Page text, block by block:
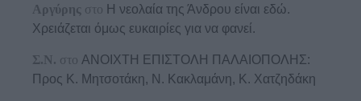
Αργύρης στο Η νεολαία της Άνδρου είναι εδώ.
Χρειάζεται όμως ευκαιρίες για να φανεί.
Σ.Ν. στο ΑΝΟΙΧΤΗ ΕΠΙΣΤΟΛΗ ΠΑΛΑΙΟΠΟΛΗΣ:
Προς K. Μητσοτάκη, N. Κακλαμάνη, K. Χατζηδάκη